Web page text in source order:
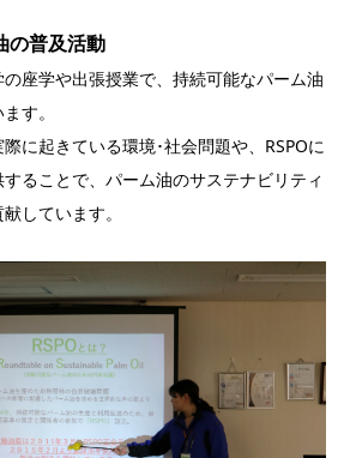
の普及活動
座学や出張授業で、持続可能なパーム油
す。
に起きている環境･社会問題や、RSPOに
ることで、パーム油のサステナビリティ
しています。